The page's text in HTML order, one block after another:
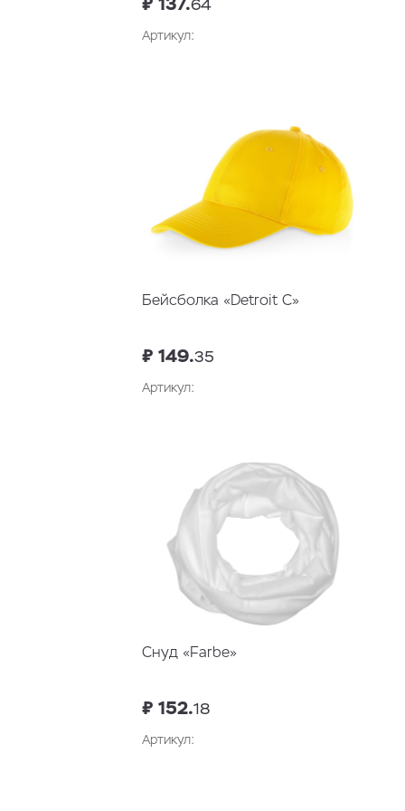
64
Артикул:
Бейсболка «Detroit C»
₽ 149.35
Артикул:
Снуд «Farbe»
₽ 152.18
Артикул: